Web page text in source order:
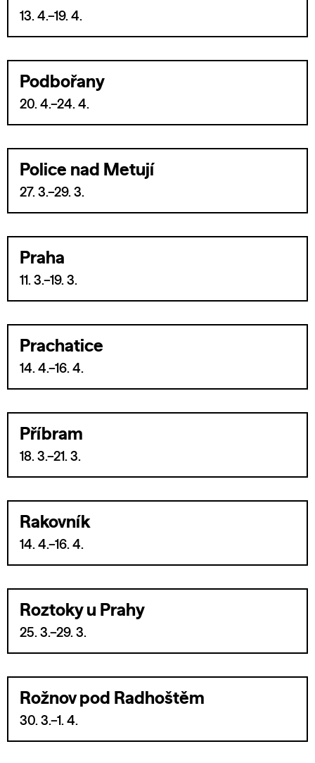
13. 4.–19. 4.
Podbořany
20. 4.–24. 4.
Police nad Metují
27. 3.–29. 3.
Praha
11. 3.–19. 3.
Prachatice
14. 4.–16. 4.
Příbram
18. 3.–21. 3.
Rakovník
14. 4.–16. 4.
Roztoky u Prahy
25. 3.–29. 3.
Rožnov pod Radhoštěm
30. 3.–1. 4.